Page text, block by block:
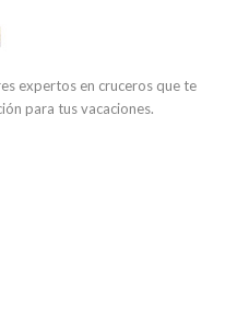
expertos en cruceros que te
para tus vacaciones.